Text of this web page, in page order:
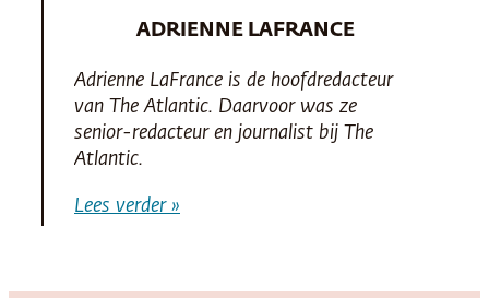
ADRIENNE LAFRANCE
Adrienne LaFrance is de hoofdredacteur
van The Atlantic. Daarvoor was ze
senior-redacteur en journalist bij The
Atlantic.
Lees verder »